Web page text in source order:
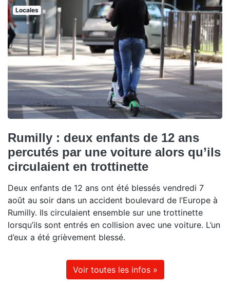
Locales
Rumilly : deux enfants de 12 ans
percutés par une voiture alors qu’ils
circulaient en trottinette
Deux enfants de 12 ans ont été blessés vendredi 7
août au soir dans un accident boulevard de l’Europe à
Rumilly. Ils circulaient ensemble sur une trottinette
lorsqu’ils sont entrés en collision avec une voiture. L’un
d’eux a été grièvement blessé.
Voir toutes les infos »